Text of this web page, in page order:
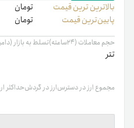
بالاترین ‌ترین قیمت تومان
پایین‌ترین قیمت
تومان
حجم معاملات (۲۴ساعته)
تتر
تسلط به بازار
مجموع ارز در دسترسارز در گردشحداکثر